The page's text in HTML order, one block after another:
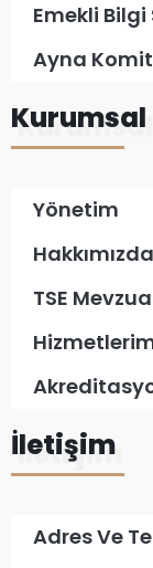
Emekli Bilgi
Ayna
Kurumsal
Yönetim
Hakkımızda
TSE
İletişim
Adres Ve